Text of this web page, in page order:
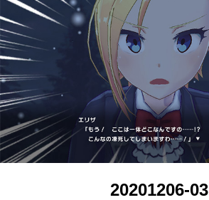
アクション
シミュレーション
DEAD OR ALIVE XVV
パズル/クイズ
ノベル
おすすめ
20201206-03